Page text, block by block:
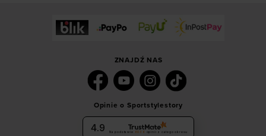
ZNAJDŹ NAS
Opinie o Sportstylestory
4.9 Na podstawie 6036 opinii z całego okresu